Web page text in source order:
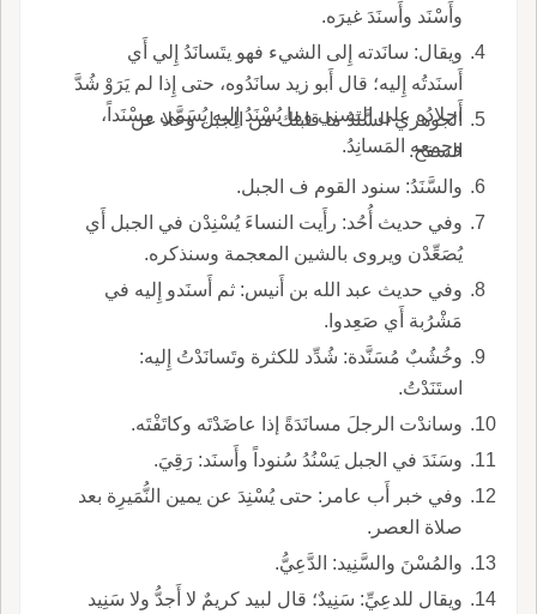
وأَسْنَد وأَسنَدَ غيرَه.
ويقال: سانَدته إِلى الشيء فهو يتَسانَدُ إِلي أَي
أَسنَدتُه إِليه؛ قال أَبو زيد سانَدُوه، حتى إِذا لم يَرَوْ شُدَّ
أَجلادُه على التسني وما يُسْنَدُ إِليه يُسَمَّى مِسْنَداً،
وجمعه المَسانِدُ.
الجوهري السَّنَدُ ما قابلك من الجبل وعلا عن
السفح.
والسَّنَدُ: سنود القوم ف الجبل.
وفي حديث أُحُد: رأَيت النساءَ يُسْنِدْن في الجبل أَي
يُصَعِّدْن ويروى بالشين المعجمة وسنذكره.
وفي حديث عبد الله بن أَنيس: ثم أَسنَدو إِليه في
مَشْرُبة أَي صَعِدوا.
وخُشُبٌ مُسَنَّدة: شُدِّد للكثرة وتَسانَدْتُ إِليه:
استَنَدْتُ.
وساندْت الرجلَ مسانَدَةً إذا عاضَدْتَه وكاتَفْتَه.
وسَنَدَ في الجبل يَسْنُدُ سُنوداً وأَسنَد: رَقِيَ.
وفي خبر أَب عامر: حتى يُسْنِدَ عن يمين النُّمَيرِة بعد
صلاة العصر.
والمُسْنَ والسَّنِيد: الدَّعِيُّ.
ويقال للدعِيِّ: سَنِيدٌ؛ قال لبيد كريمٌ لا أَجدُّ ولا سَنِيد